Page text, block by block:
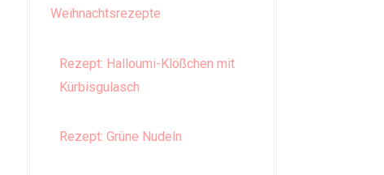
Weihnachtsrezepte
Rezept: Halloumi-Klößchen mit
Kürbisgulasch
Rezept: Grüne Nudeln